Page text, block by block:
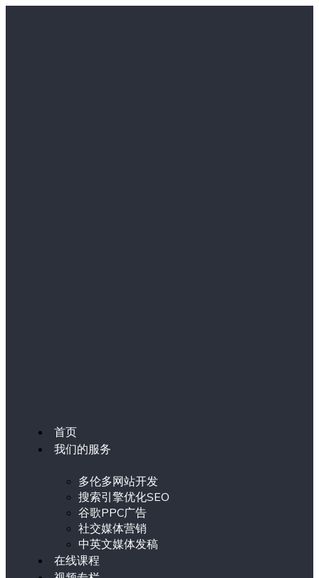
首页
我们的服务
多伦多网站开发
搜索引擎优化SEO
谷歌PPC广告
社交媒体营销
中英文媒体发稿
在线课程